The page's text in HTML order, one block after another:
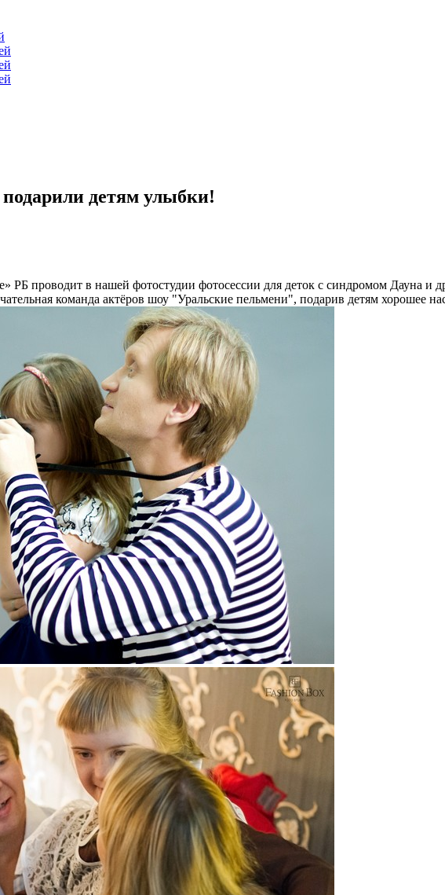
детям улыбки!
РБ проводит в нашей фотостудии фотосессии для деток с синдромом Дауна и
команда актёров шоу "Уральские пельмени", подарив детям хорошее